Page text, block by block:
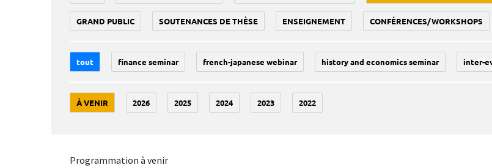
GRAND PUBLIC SOUTENANCES DE THÈSE ENSEIGNEMENT CONFÉRENCES/WORKSHOPS
tout finance seminar french-japanese webinar history and economics seminar inter-
À VENIR 2026 2025 2024 2023 2022
Programmation à venir